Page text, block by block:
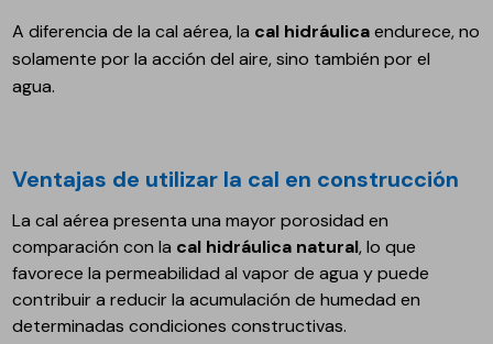
A diferencia de la cal aérea, la cal hidráulicaendurece, no
solamente por la acción del aire, sino también por el
agua.
Ventajas de utilizar la cal en construcción
La cal aérea presenta una mayor porosidad en
comparación con la cal hidráulica natural, lo que
favorece la permeabilidad al vapor de agua y puede
contribuir a reducir la acumulación de humedad en
determinadas condiciones constructivas.